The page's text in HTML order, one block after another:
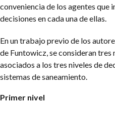
conveniencia de los agentes que
decisiones en cada una de ellas.
En un trabajo previo de los
de Funtowicz, se consideran
asociados a los tres niveles de
sistemas de saneamiento.
Primer nivel